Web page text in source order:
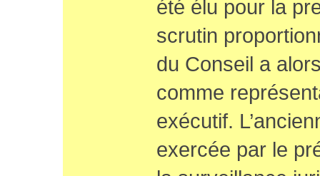
été élu pour la
scrutin
du Conseil a
comme
exécutif.
exercée par le